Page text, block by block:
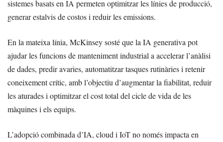
sistemes basats en IA permeten optimitzar les línies de producció,
generar estalvis de costos i reduir les emissions.
En la mateixa línia, McKinsey sosté que la IA generativa pot
ajudar les funcions de manteniment industrial a accelerar l’anàlisi
de dades, predir avaries, automatitzar tasques rutinàries i retenir
coneixement crític, amb l’objectiu d’augmentar la fiabilitat, reduir
les aturades i optimitzar el cost total del cicle de vida de les
màquines i els equips.
L’adopció combinada d’IA, cloud i IoT no només impacta en